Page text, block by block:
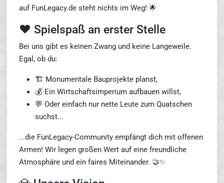
auf FunLegacy.de steht nichts im Weg! 🌟
❤️ Spielspaß an erster Stelle
Bei uns gibt es keinen Zwang und keine Langeweile.
Egal, ob du:
🏗️ Monumentale Bauprojekte planst,
💰 Ein Wirtschaftsimperium aufbauen willst,
💬 Oder einfach nur nette Leute zum Quatschen
suchst...
...die FunLegacy-Community empfängt dich mit offenen
Armen! Wir legen großen Wert auf eine freundliche
Atmosphäre und ein faires Miteinander. 🤝✨